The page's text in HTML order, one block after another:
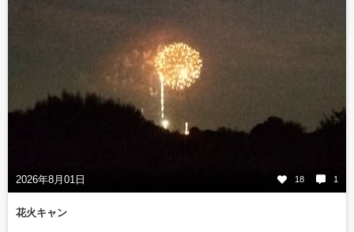
2026年8月01日 18 1
花火キャン